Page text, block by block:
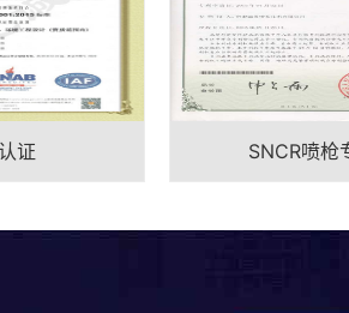
SNCR喷枪专利